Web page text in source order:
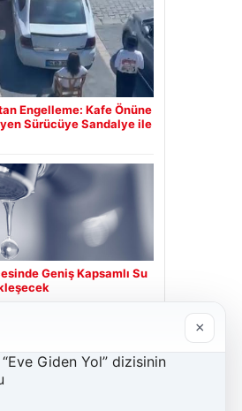
Engelleme: Kafe Önüne
Sürücüye Sandalye ile
Geniş Kapsamlı Su
×